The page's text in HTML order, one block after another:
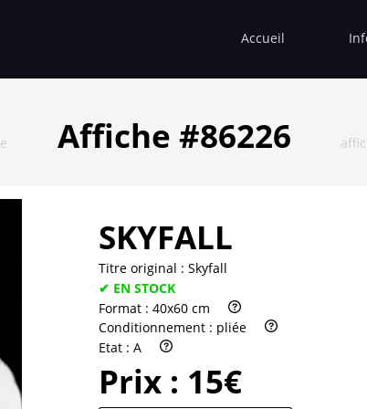
Accueil
Affiche #86226
SKYFALL
Titre original : Skyfall
✔ EN STOCK
Format : 40x60 cm
Conditionnement : pliée
Etat : A
Prix : 15€